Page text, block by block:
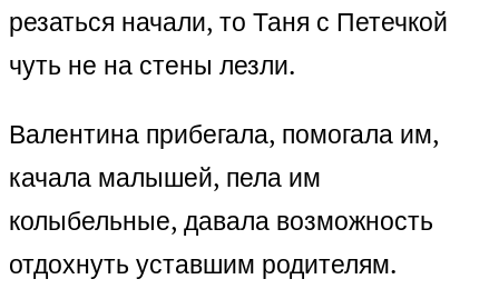
резаться начали, то Таня с Петечкой
чуть не на стены лезли.
Валентина прибегала, помогала им,
качала малышей, пела им
колыбельные, давала возможность
отдохнуть уставшим родителям.